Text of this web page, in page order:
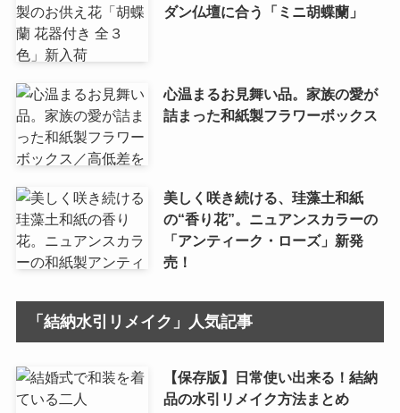
ダン仏壇に合う「ミニ胡蝶蘭」
心温まるお見舞い品。家族の愛が
詰まった和紙製フラワーボックス
美しく咲き続ける、珪藻土和紙
の“香り花”。ニュアンスカラーの
「アンティーク・ローズ」新発
売！
「結納水引リメイク」人気記事
【保存版】日常使い出来る！結納
品の水引リメイク方法まとめ